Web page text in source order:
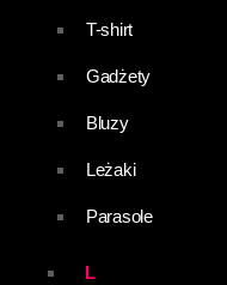
T-shirt
Gadżety
Bluzy
Leżaki
Parasole
L